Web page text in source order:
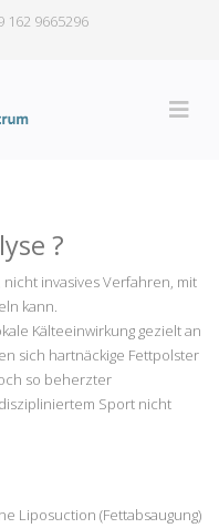
162 9665296
?
invasives Verfahren, mit
kann.
Kälteeinwirkung gezielt an
sich hartnäckige Fettpolster
so beherzter
Sport nicht
Liposuction (Fettabsaugung)